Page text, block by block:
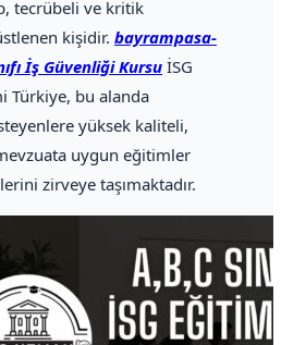
tecrübeli ve kritik
kişidir. bayrampasa-
İş Güvenliği Kursu İSG
Türkiye, bu alanda
yüksek kaliteli,
uygun eğitimler
zirveye taşımaktadır.